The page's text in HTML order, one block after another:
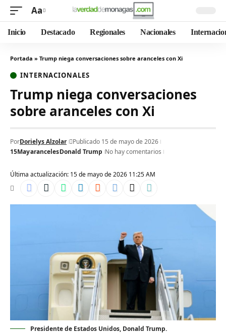
Aa
Inicio Destacado Regionales Nacionales
Portada » Trump niega conversaciones sobre aranceles con Xi
INTERNACIONALES
Trump niega conversaciones
sobre aranceles con Xi
Última actualización: 15 de mayo de 2026 11:25 AM
PorDorielys Alzolar
Publicado 15 de mayo de 2026
15MayarancelesDonald Trump No hay comentarios
Presidente de Estados Unidos, Donald Trump.